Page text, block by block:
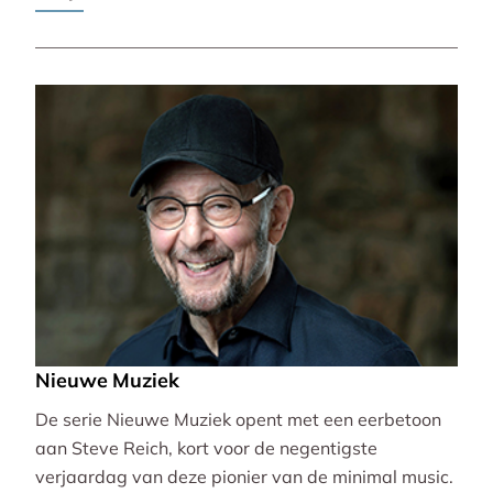
Nieuwe Muziek
De serie Nieuwe Muziek opent met een eerbetoon
aan Steve Reich, kort voor de negentigste
verjaardag van deze pionier van de minimal music.